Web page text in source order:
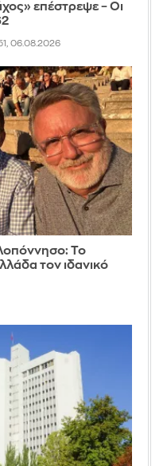
επέστρεψε – Οι
06.08.2026
Το
τον ιδανικό